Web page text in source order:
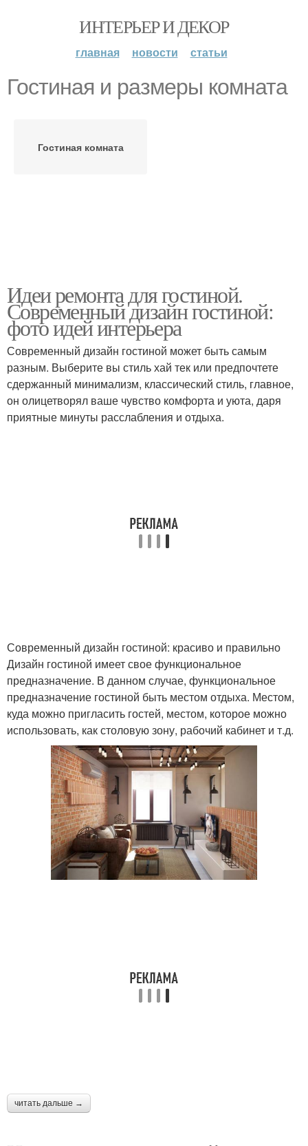
ИНТЕРЬЕР И ДЕКОР
главная новости статьи
Гостиная и размеры комната
Гостиная комната
Идеи ремонта для гостиной.
Современный дизайн гостиной:
фото идей интерьера
Современный дизайн гостиной может быть самым
разным. Выберите вы стиль хай тек или предпочтете
сдержанный минимализм, классический стиль, главное,
он олицетворял ваше чувство комфорта и уюта, даря
приятные минуты расслабления и отдыха.
Современный дизайн гостиной: красиво и правильно
Дизайн гостиной имеет свое функциональное
предназначение. В данном случае, функциональное
предназначение гостиной быть местом отдыха. Местом,
куда можно пригласить гостей, местом, которое можно
использовать, как столовую зону, рабочий кабинет и т.д.
читать дальше →